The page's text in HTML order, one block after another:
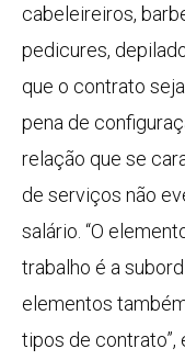
cabeleireiros,
pedicures,
que o contrato
pena de
relação que se
de serviços não
salário. “O
trabalho é a
elementos
tipos de contrato”,